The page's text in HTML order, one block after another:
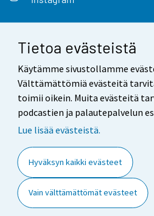
Tietoa evästeistä
Käytämme sivustollamme
Välttämättömiä evästeitä
toimii oikein. Muita evästeitä
podcastien ja palautepalvelun
Lue lisää evästeistä.
Hyväksyn kaikki evästeet
Vain välttämättömät evästeet
Yhteystiedot
Palaute
Käyttöehdot
Saavutettavuus
Tietoa sivustosta
Evästeasetukset